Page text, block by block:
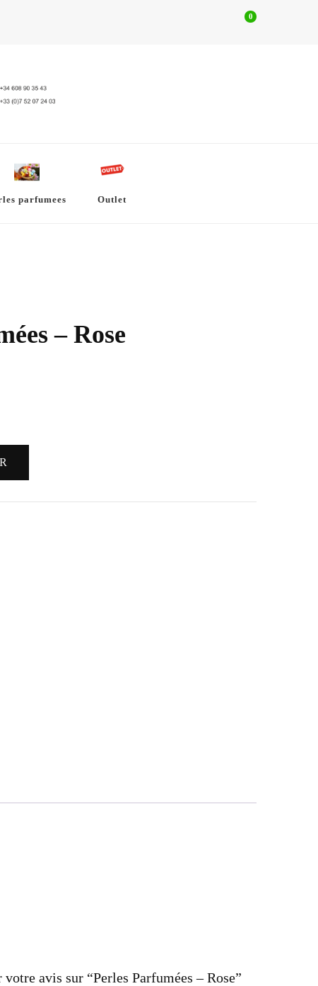
0
parfumees Outlet
– Rose
avis sur “Perles Parfumées – Rose”